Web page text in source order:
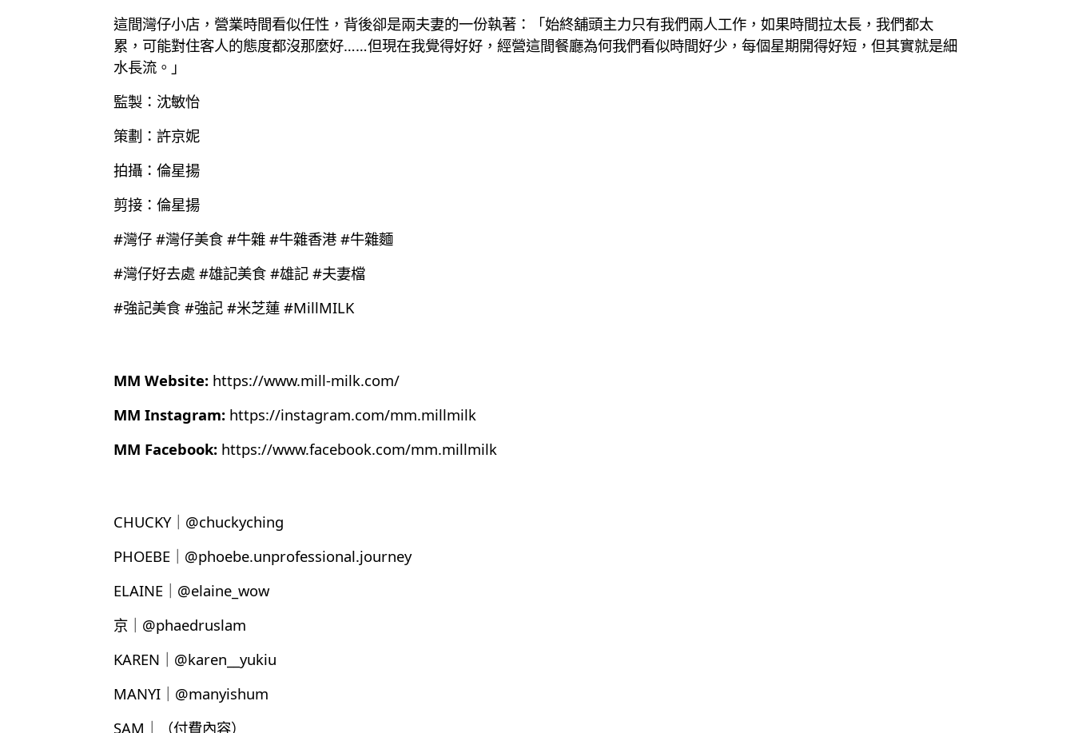
這間灣仔小店，營業時間看似任性，背後卻是兩夫妻的一份執著：「始終舖頭主力只有我們兩人工作，如果時間拉太長，我們都太
累，可能對住客人的態度都沒那麼好……但現在我覺得好好，經營這間餐廳為何我們看似時間好少，每個星期開得好短，但其實就是細
水長流。」
監製：沈敏怡
策劃：許京妮
拍攝：倫星揚
剪接：倫星揚
#灣仔 #灣仔美食 #牛雜 #牛雜香港 #牛雜麵
#灣仔好去處 #雄記美食 #雄記 #夫妻檔
#強記美食 #強記 #米芝蓮 #MillMILK
MM Website: https://www.mill-milk.com/
MM Instagram: https://instagram.com/mm.millmilk
MM Facebook: https://www.facebook.com/mm.millmilk
CHUCKY｜@chuckyching
PHOEBE｜@phoebe.unprofessional.journey
ELAINE｜@elaine_wow
京｜@phaedruslam
KAREN｜@karen__yukiu
MANYI｜@manyishum
SAM｜（付費內容）